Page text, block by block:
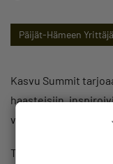
Päijät-Hämeen
Kasvu Summit
haasteisiin,
verkostoitumista.
Tapahtuma on